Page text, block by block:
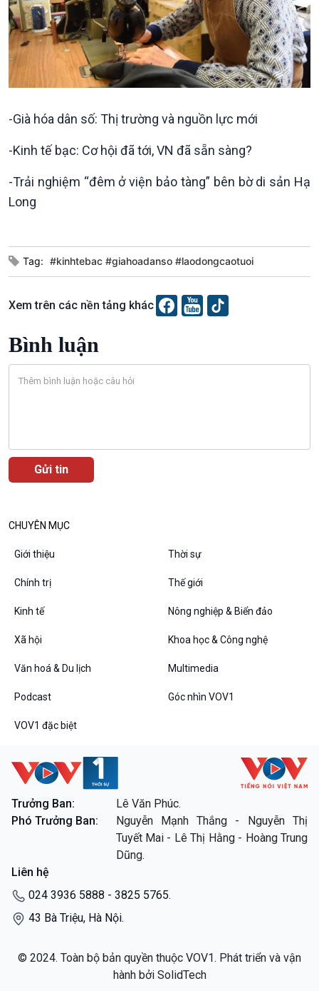
Kinh tế
Tin Kinh tế
Trước giờ mở cửa
Dòng chảy Kinh tế
Sức sống hàng Việt
Tuyên chiến với gian lận
Nông nghiệp & Biển đảo
Tin Nông nghiệp & Biển
đảo
Mùa vàng
Biển đảo Việt Nam
đảo
Nam
Tin Đời sống & Xã hội
360 độ Sức khỏe
Tài nguyên và Môi trường
Xã hội chuyển động
Bước chân đến trường
Tin Khoa học & Công nghệ
Kết nối công nghệ
khí hậu
Tin Văn hoá & Du lịch
Chát với người nổi tiếng
Bình luận
10 phút Sự kiện - Luận bàn
Dòng chảy sự kiện
VOV1 đặc biệt
Thanh âm ký sự
Các chương trình đặc biệt
-Già hóa dân số: Thị trường và nguồn lực mới
-Kinh tế bạc: Cơ hội đã tới, VN đã sẵn sàng?
-Trải nghiệm “đêm ở viện bảo tàng” bên bờ di sản Hạ
Long
Tag: #kinhtebac #giahoadanso #laodongcaotuoi
Xem trên các nền tảng khác
Bình luận
CHUYÊN MỤC
Giới thiệu Thời sự
Chính trị Thế giới
Kinh tế Nông nghiệp & Biển đảo
Xã hội Khoa học & Công nghệ
Văn hoá & Du lịch Multimedia
Podcast Góc nhìn VOV1
VOV1 đặc biệt
Trưởng Ban:
Lê Văn Phúc.
Phó Trưởng Ban:
Nguyễn Mạnh Thắng - Nguyễn Thị
Tuyết Mai - Lê Thị Hằng - Hoàng Trung
Dũng.
Liên hệ
024 3936 5888 - 3825 5765.
43 Bà Triệu, Hà Nội.
© 2024. Toàn bộ bản quyền thuộc VOV1. Phát triển và vận
hành bởi SolidTech